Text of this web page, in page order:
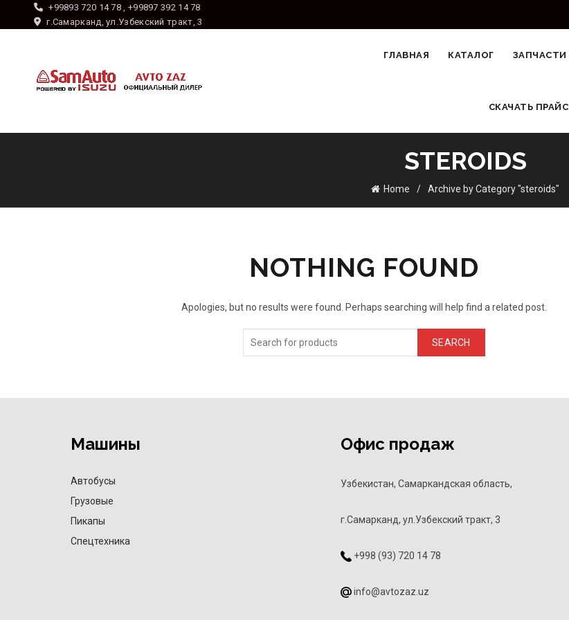
+99893 720 14 78 , +99897 392 14 78
г.Самарканд, ул.Узбекский тракт, 3
ГЛАВНАЯ КАТАЛОГ ЗАПЧАСТИ
СКАЧАТЬ ПРАЙС
STEROIDS
Home Archive by Category "steroids"
NOTHING FOUND
Apologies, but no results were found. Perhaps searching will help find a related post.
SEARCH
Машины
Автобусы
Грузовые
Пикапы
Спецтехника
Офис продаж
Узбекистан, Самаркандская область,
г.Самарканд, ул.Узбекский тракт, 3
+998 (93) 720 14 78
info@avtozaz.uz